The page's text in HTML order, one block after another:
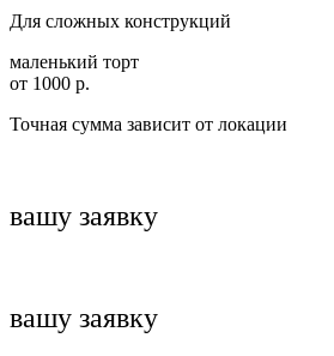
Для сложных конструкций
маленький торт
от 1000 р.
Точная сумма зависит от локации
вашу заявку
вашу заявку